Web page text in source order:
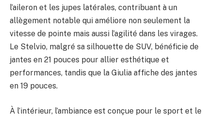
l’aileron et les jupes latérales, contribuant à un
allègement notable qui améliore non seulement la
vitesse de pointe mais aussi l’agilité dans les virages.
Le Stelvio, malgré sa silhouette de SUV, bénéficie de
jantes en 21 pouces pour allier esthétique et
performances, tandis que la Giulia affiche des jantes
en 19 pouces.
À l’intérieur, l’ambiance est conçue pour le sport et le